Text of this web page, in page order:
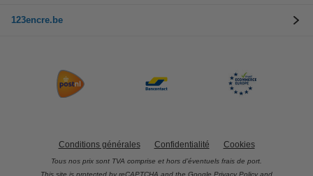
123encre.be
Conditions générales Confidentialité Cookies
Tous nos prix sont TVA comprise et hors d’éventuels frais de port.
This site is protected by reCAPTCHA and the Google Privacy Policy and